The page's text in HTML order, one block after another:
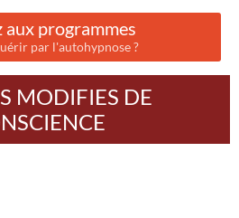
aux programmes
par l'autohypnose ?
MODIFIES DE